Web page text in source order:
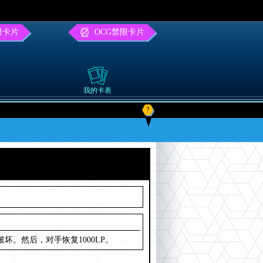
卡片 OCG禁限卡片
我的卡表
?
。然后，对手恢复1000LP。